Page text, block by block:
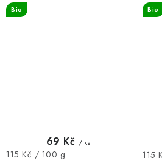
Bio
69 Kč / ks
Měrná
115 Kč / 100 g
Bio
115